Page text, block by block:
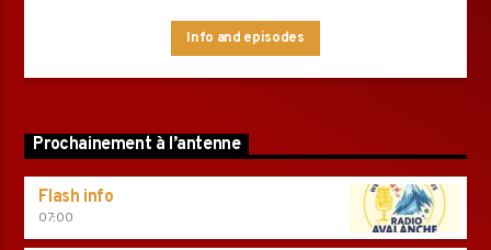
Info and episodes
Prochainement à l’antenne
Flash info
07:00